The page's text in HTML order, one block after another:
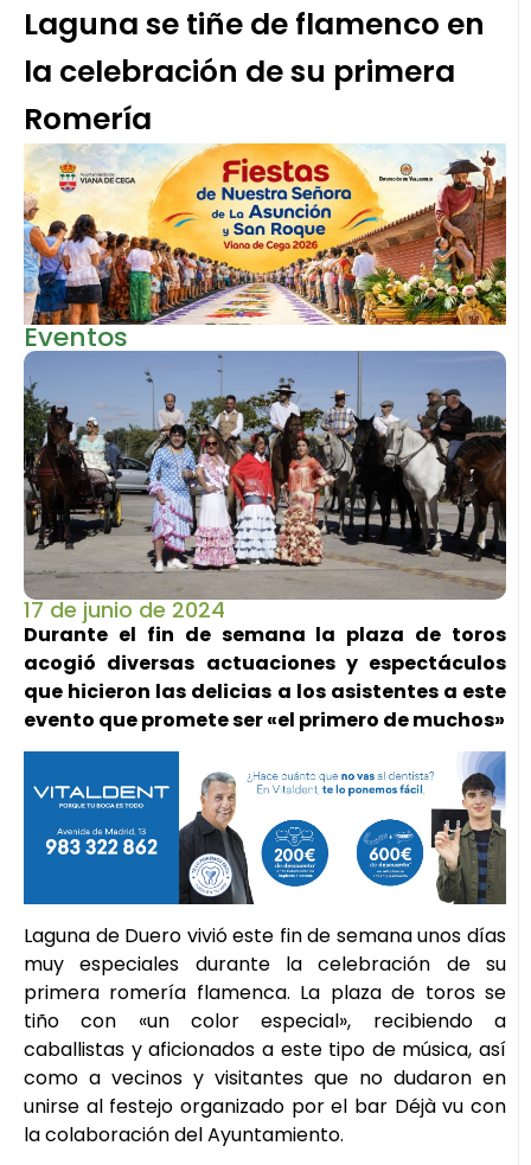
Laguna se tiñe de flamenco en
la celebración de su primera
Romería
Eventos
17 de junio de 2024
Durante el fin de semana la plaza de toros
acogió diversas actuaciones y espectáculos
que hicieron las delicias a los asistentes a este
evento que promete ser «el primero de muchos»
Laguna de Duero vivió este fin de semana unos días
muy especiales durante la celebración de su
primera romería flamenca. La plaza de toros se
tiño con «un color especial», recibiendo a
caballistas y aficionados a este tipo de música, así
como a vecinos y visitantes que no dudaron en
unirse al festejo organizado por el bar Déjà vu con
la colaboración del Ayuntamiento.